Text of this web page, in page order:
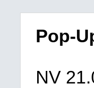
Pop-
NV